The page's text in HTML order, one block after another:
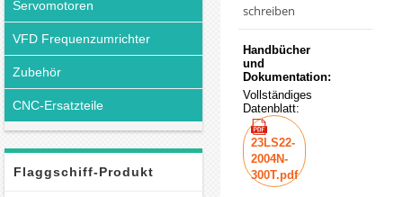
Servomotoren
VFD Frequenzumrichter
Zubehör
CNC-Ersatzteile
Flaggschiff-Produkt
schreiben
Handbücher
und
Dokumentation:
Vollständiges
Datenblatt:
23LS22-
2004N-
300T.pdf